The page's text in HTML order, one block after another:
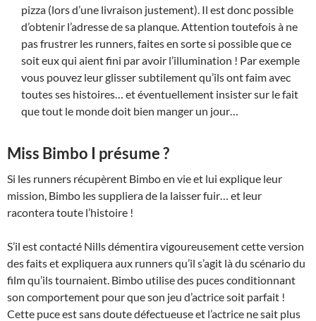
pizza (lors d’une livraison justement). Il est donc possible
d’obtenir l’adresse de sa planque. Attention toutefois à ne
pas frustrer les runners, faites en sorte si possible que ce
soit eux qui aient fini par avoir l’illumination ! Par exemple
vous pouvez leur glisser subtilement qu’ils ont faim avec
toutes ses histoires… et éventuellement insister sur le fait
que tout le monde doit bien manger un jour…
Miss Bimbo I présume ?
Si les runners récupèrent Bimbo en vie et lui explique leur
mission, Bimbo les suppliera de la laisser fuir… et leur
racontera toute l’histoire !
S’il est contacté Nills démentira vigoureusement cette version
des faits et expliquera aux runners qu’il s’agit là du scénario du
film qu’ils tournaient. Bimbo utilise des puces conditionnant
son comportement pour que son jeu d’actrice soit parfait !
Cette puce est sans doute défectueuse et l’actrice ne sait plus